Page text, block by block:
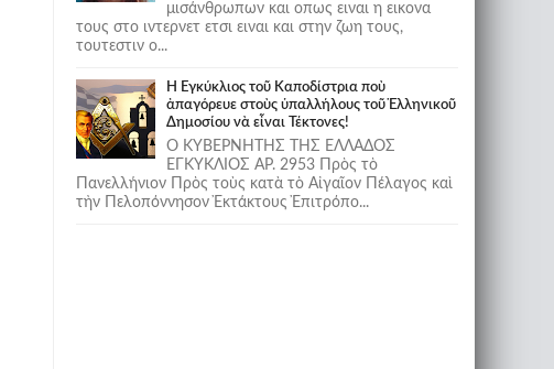
μισάνθρωπων και οπως ειναι η εικονα
τους στο ιντερνετ ετσι ειναι και στην ζωη τους,
τουτεστιν ο...
Ἡ Ἐγκύκλιος τοῦ Καποδίστρια ποὺ
ἀπαγόρευε στοὺς ὑπαλλήλους τοῦ Ἑλληνικοῦ
Δημοσίου νὰ εἶναι Τέκτονες!
Ο ΚΥΒΕΡΝΗΤΗΣ ΤΗΣ ΕΛΛΑΔΟΣ
ΕΓΚΥΚΛΙΟΣ ΑΡ. 2953 Πρὸς τὸ
Πανελλήνιον Πρὸς τοὺς κατὰ τὸ Αἰγαῖον Πέλαγος καὶ
τὴν Πελοπόννησον Ἐκτάκτους Ἐπιτρόπο...